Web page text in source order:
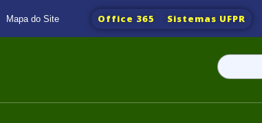
Mapa do Site Office 365 Sistemas UFPR
Pesquisar
por: